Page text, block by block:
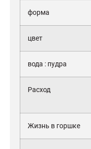
форма
цвет
вода : пудра
Расход
Жизнь в горшке